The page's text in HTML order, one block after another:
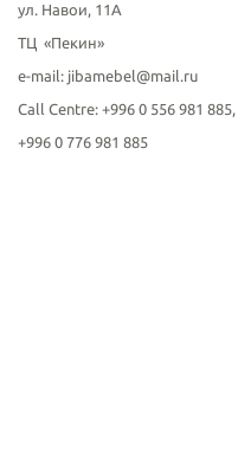
ул. Навои, 11А
ТЦ «Пекин»
е-mail: jibamebel@mail.ru
Call Centre: +996 0 556 981 885,
+996 0 776 981 885